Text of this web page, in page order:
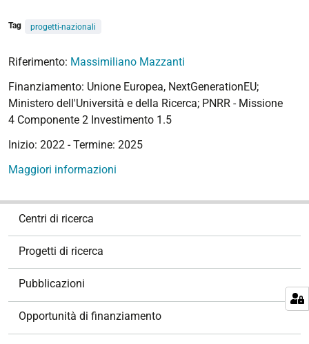
Tag progetti-nazionali
Riferimento: Massimiliano Mazzanti
Finanziamento: Unione Europea, NextGenerationEU;
Ministero dell'Università e della Ricerca; PNRR - Missione
4 Componente 2 Investimento 1.5
Inizio: 2022 - Termine: 2025
Maggiori informazioni
Centri di ricerca
Progetti di ricerca
Pubblicazioni
Opportunità di finanziamento